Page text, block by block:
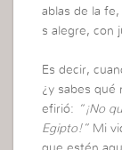
ablas de la
s alegre, con
Es decir,
¿y sabes qué
efirió:
“¡No
Egipto!” Mi